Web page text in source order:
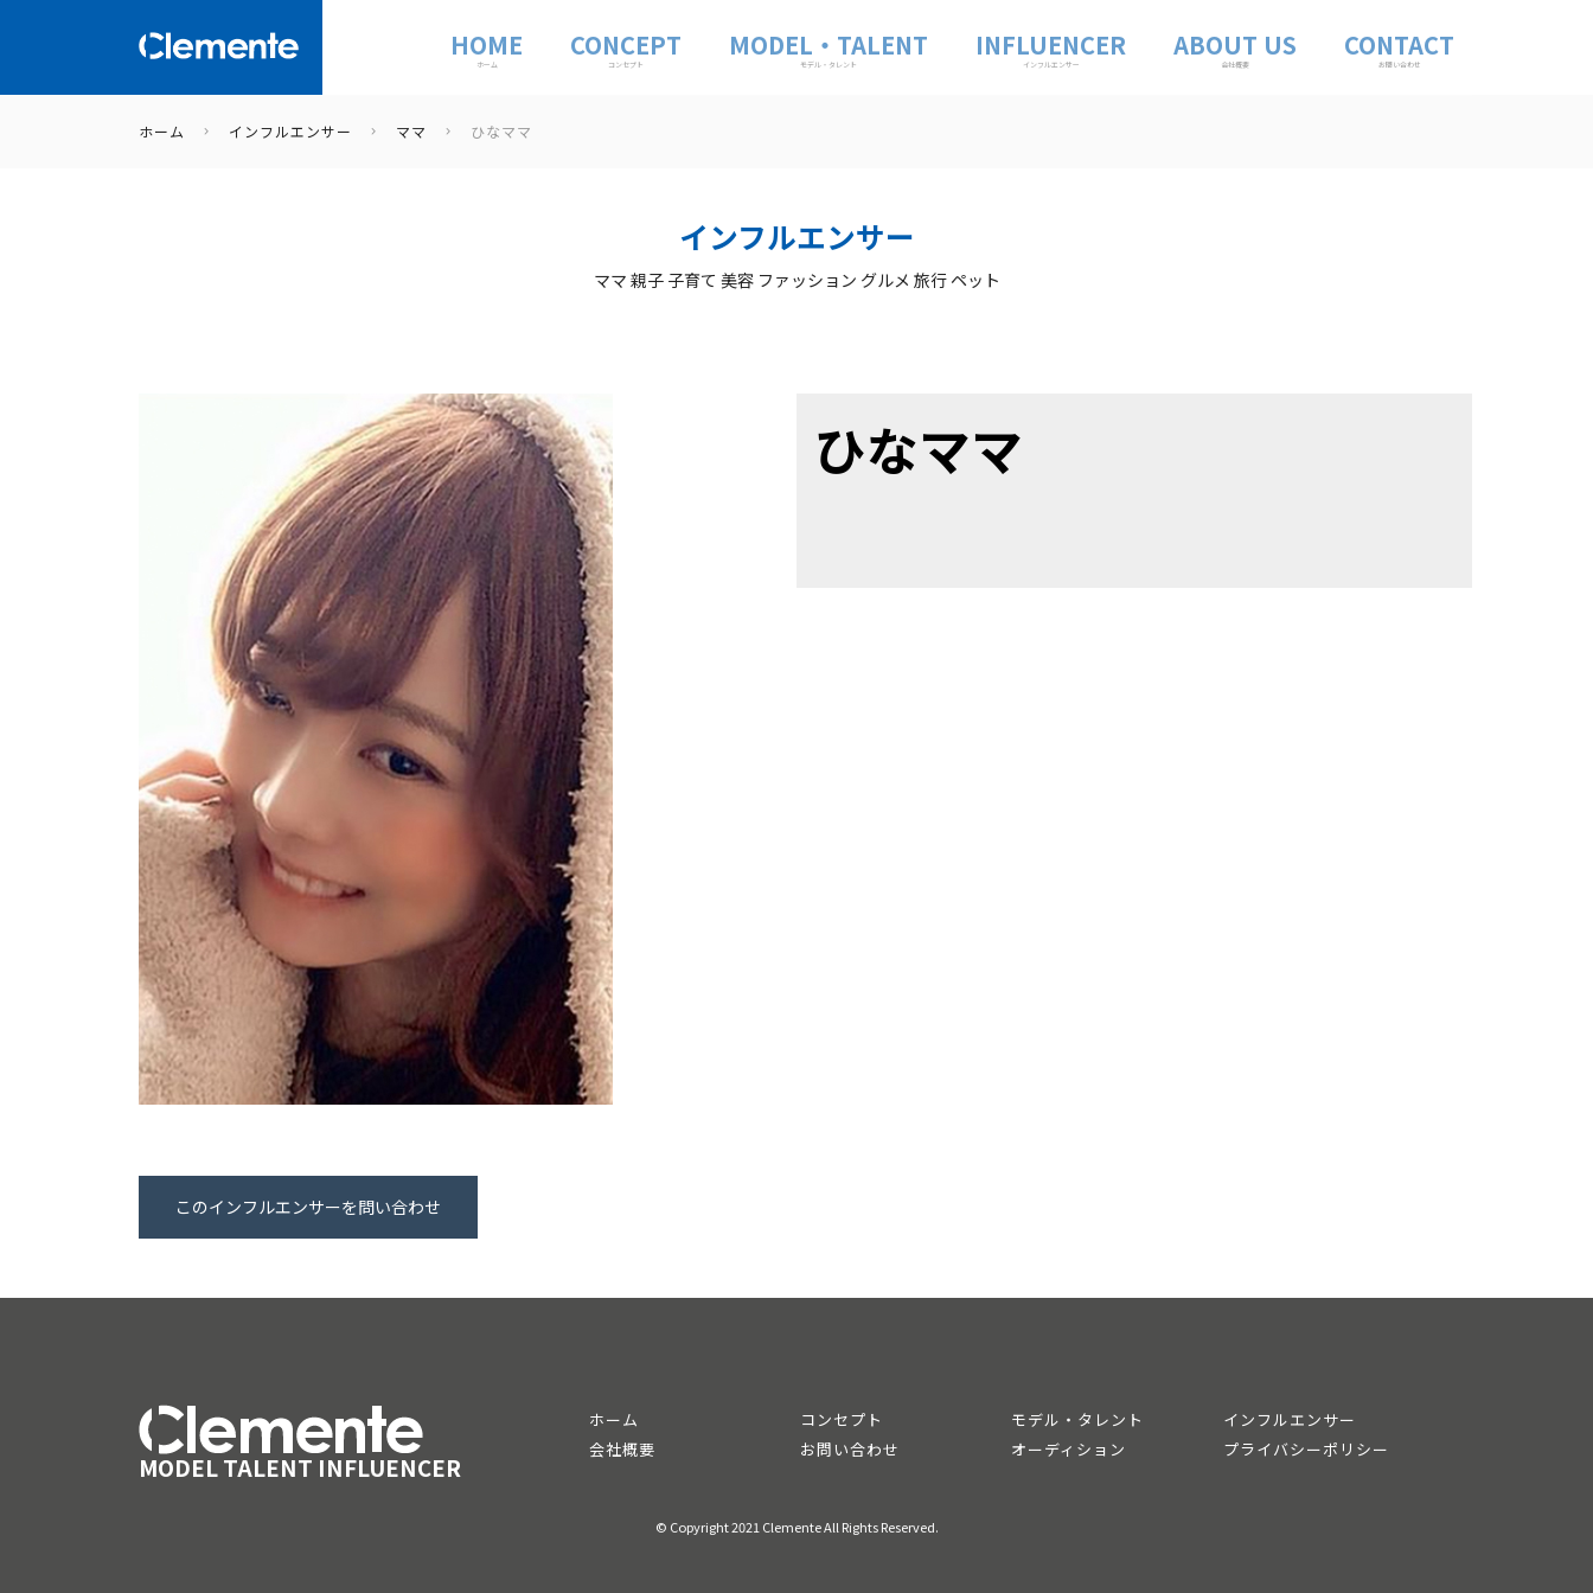
HOME
ホーム
CONCEPT
コンセプト
MODEL・TALENT
モデル・タレント
INFLUENCER
インフルエンサー
ABOUT US
会社概要
CONTACT
お問い合わせ
ホーム インフルエンサー ママ ひなママ
インフルエンサー
ママ 親子 子育て 美容 ファッション グルメ 旅行 ペット
ひなママ
このインフルエンサーを問い合わせ
MODEL TALENT INFLUENCER
ホーム コンセプト モデル・タレント
インフルエンサー
会社概要
お問い合わせ オーディション プライバシーポリシー
© Copyright 2021 Clemente All Rights Reserved.